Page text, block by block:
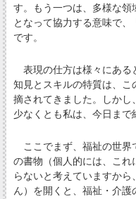
す。もう一つは、多様な領
となって協力する意味で、
です。
表現の仕方は様々にある
知見とスキルの特質は、
摘されてきました。しかし
少なくとも私は、今日まで
ここでまず、福祉の世界
の書物（個人的には、これ
らないと考えていますか
ん）を開くと、福祉・介